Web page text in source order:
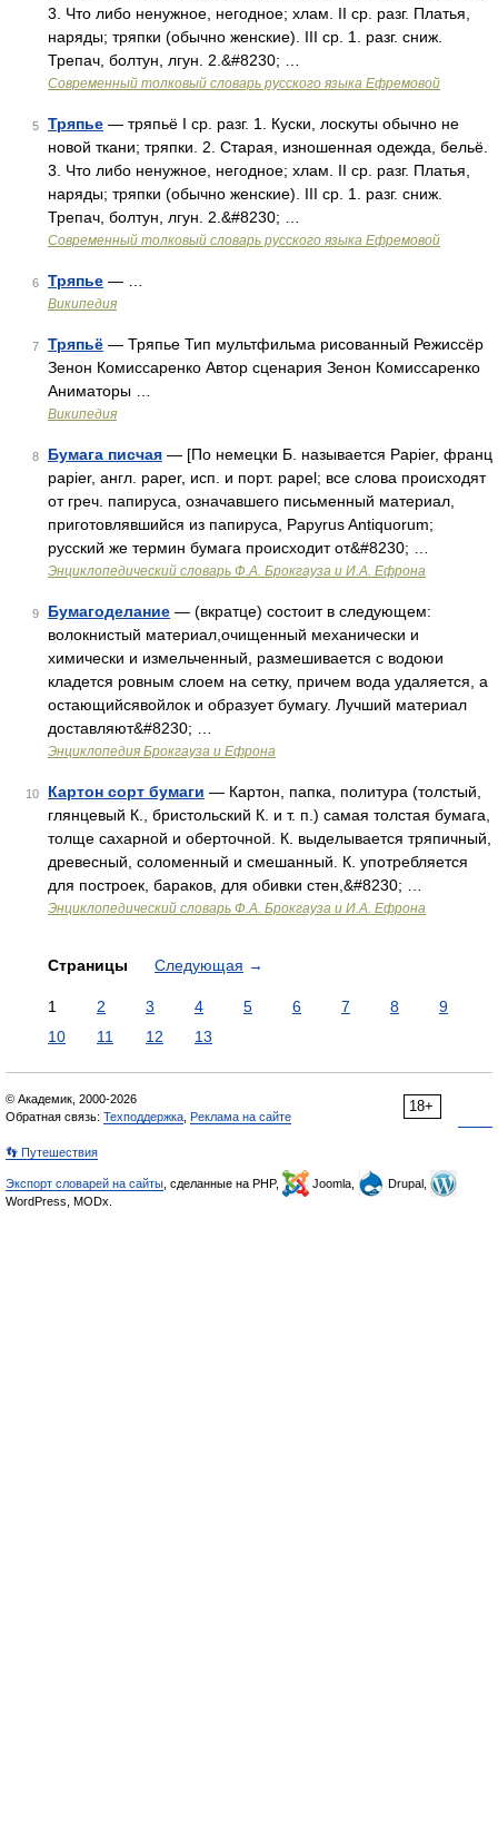
3. Что либо ненужное, негодное; хлам. II ср. разг. Платья,
наряды; тряпки (обычно женские). III ср. 1. разг. сниж.
Трепач, болтун, лгун. 2.&#8230; …
Современный толковый словарь русского языка Ефремовой
5 Тряпье — тряпьё I ср. разг. 1. Куски, лоскуты обычно не
новой ткани; тряпки. 2. Старая, изношенная одежда, бельё.
3. Что либо ненужное, негодное; хлам. II ср. разг. Платья,
наряды; тряпки (обычно женские). III ср. 1. разг. сниж.
Трепач, болтун, лгун. 2.&#8230; …
Современный толковый словарь русского языка Ефремовой
6 Тряпье — …
Википедия
7 Тряпьё — Тряпье Тип мультфильма рисованный Режиссёр
Зенон Комиссаренко Автор сценария Зенон Комиссаренко
Аниматоры …
Википедия
8 Бумага писчая — [По немецки Б. называется Papier, франц
papier, англ. paper, исп. и порт. papel; все слова происходят
от греч. папируса, означавшего письменный материал,
приготовлявшийся из папируса, Papyrus Antiquorum;
русский же термин бумага происходит от&#8230; …
Энциклопедический словарь Ф.А. Брокгауза и И.А. Ефрона
9 Бумагоделание — (вкратце) состоит в следующем:
волокнистый материал,очищенный механически и
химически и измельченный, размешивается с водоюи
кладется ровным слоем на сетку, причем вода удаляется, а
остающийсявойлок и образует бумагу. Лучший материал
доставляют&#8230; …
Энциклопедия Брокгауза и Ефрона
10 Картон сорт бумаги — Картон, папка, политура (толстый,
глянцевый К., бристольский К. и т. п.) самая толстая бумага,
толще сахарной и оберточной. К. выделывается тряпичный,
древесный, соломенный и смешанный. К. употребляется
для построек, бараков, для обивки стен,&#8230; …
Энциклопедический словарь Ф.А. Брокгауза и И.А. Ефрона
Страницы Следующая →
1 2 3 4 5 6 7 8
9
10
11 12 13
18+
© Академик, 2000-2026
Обратная связь: Техподдержка Реклама на сайте
👣 Путешествия
Экспорт словарей на сайты , сделанные на PHP, Joomla,
Drupal,
WordPress, MODx.